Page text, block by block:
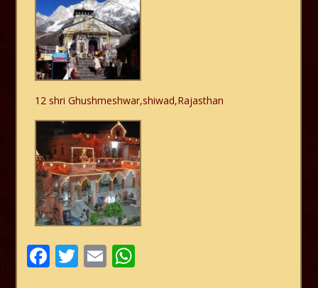
12 shri Ghushmeshwar,shiwad,Rajasthan
Facebook
Twitter
Email